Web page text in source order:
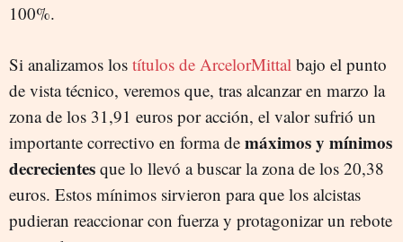
100%.
Si analizamos los títulos de ArcelorMittal bajo el punto
de vista técnico, veremos que, tras alcanzar en marzo la
zona de los 31,91 euros por acción, el valor sufrió un
importante correctivo en forma de máximos y mínimos
decrecientes que lo llevó a buscar la zona de los 20,38
euros. Estos mínimos sirvieron para que los alcistas
pudieran reaccionar con fuerza y protagonizar un rebote